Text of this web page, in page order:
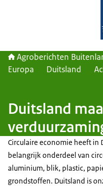
Agroberichten
Europa
Duitsland
Duitsland
Circulaire economie heeft
belangrijk onderdeel van
aluminium, blik, plastic,
grondstoffen. Duitsland is